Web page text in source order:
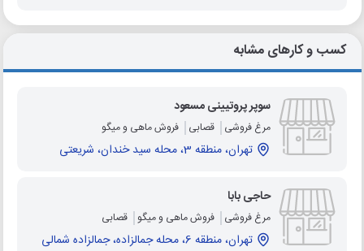
کسب و کارهای مشابه
سوپر پروتیینی مسعود
مرغ فروشی قصابی فروش ماهی و میگو
تهران، منطقه 3، محله سید خندان، شریعتی
حاجی بابا
مرغ فروشی فروش ماهی و میگو قصابی
تهران، منطقه 6، محله جمالزاده، جمالزاده شمالی